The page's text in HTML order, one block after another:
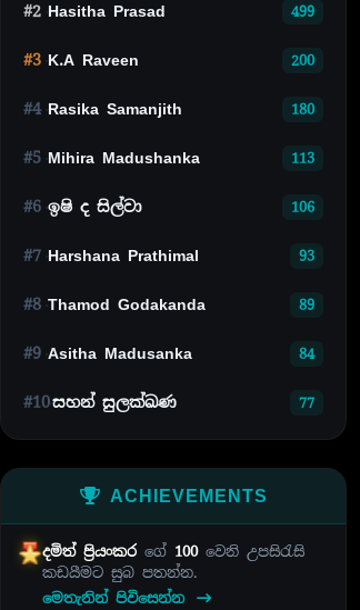
#2 Hasitha Prasad 499
#3 K.A Raveen 200
#4 Rasika Samanjith 180
#5 Mihira Madushanka 113
#6 ඉෂි ද සිල්වා 106
#7 Harshana Prathimal 93
#8 Thamod Godakanda 89
#9 Asitha Madusanka 84
#10සහන් සුලක්ඛණ 77
ACHIEVEMENTS
දමිත් ප්‍රියංකර ගේ 100වෙනි උපසිරැසි
කඩයීමට සුබ පතන්න.
මෙතැනින් පිවිසෙන්න